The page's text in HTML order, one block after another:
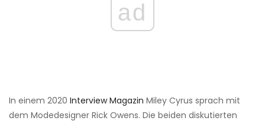
ad
In einem 2020 Interview Magazin Miley Cyrus sprach mit
dem Modedesigner Rick Owens. Die beiden diskutierten